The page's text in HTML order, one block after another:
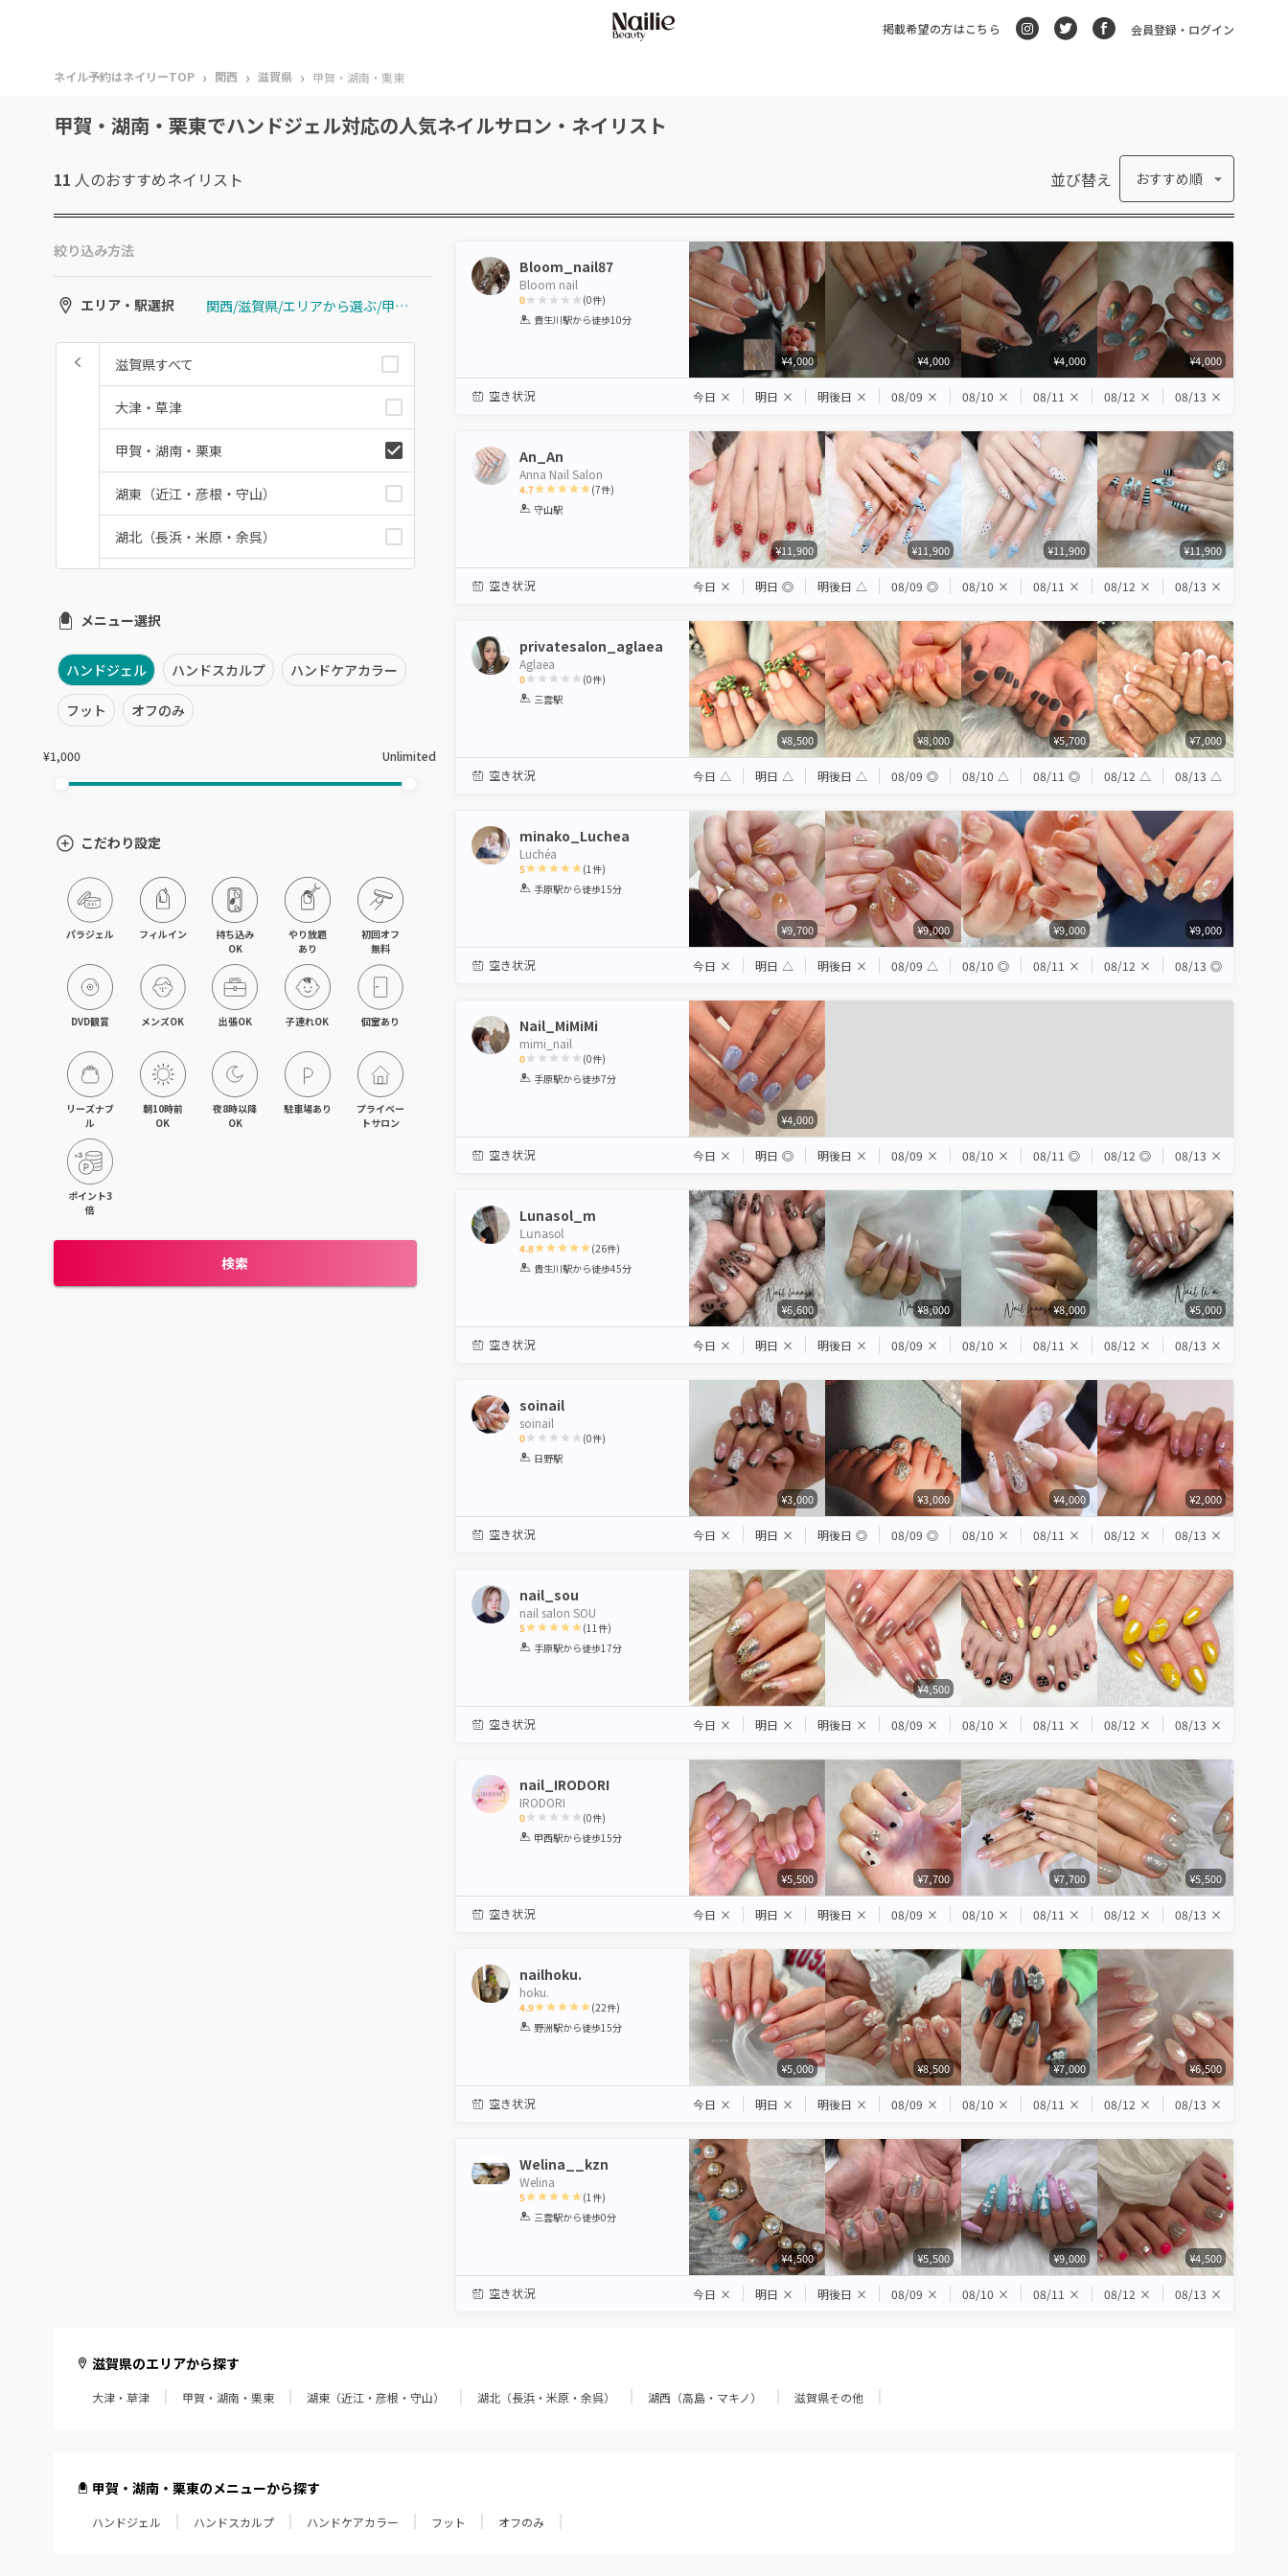
掲載希望の方はこちら 会員登録・ログイン
ネイル予約はネイリーTOP › 関西 › 滋賀県 › 甲賀・湖南・栗東
甲賀・湖南・栗東でハンドジェル対応の人気ネイルサロン・ネイリスト
11 人のおすすめネイリスト 並び替え おすすめ順
絞り込み方法
エリア・駅選択 関西/滋賀県/エリアから選ぶ/甲賀・湖南・栗東
滋賀県すべて
大津・草津
甲賀・湖南・栗東
湖東（近江・彦根・守山）
湖北（長浜・米原・余呉）
滋賀県その他
メニュー選択
ハンドジェル ハンドスカルプ ハンドケアカラー
フット オフのみ
¥1,000 Unlimited
こだわり設定
パラジェル フィルイン
持ち込み
OK
やり放題
あり
初回オフ
無料
DVD観賞 メンズOK 出張OK 子連れOK 個室あり
リーズナブ
ル
朝10時前
OK
夜8時以降
OK
駐車場あり
プライベー
トサロン
ポイント3
倍
検索
Bloom_nail87
Bloom nail
0
1 2 3 4 5
(0件)
貴生川駅から徒歩10分
¥4,000 ¥4,000 ¥4,000 ¥4,000
空き状況 今日 × 明日 × 明後日 × 08/09 × 08/10 × 08/11 × 08/12 × 08/13 ×
An_An
Anna Nail Salon
4.7
1 2 3
(7件)
守山駅
¥11,900 ¥11,900 ¥11,900 ¥11,900
空き状況 今日 × 明日 ◎ 明後日 △ 08/09 ◎ 08/10 × 08/11 × 08/12 × 08/13 ×
privatesalon_aglaea
Aglaea
0
1 2 3 4
(0件)
三雲駅
¥8,500 ¥8,000 ¥5,700 ¥7,000
空き状況 今日 △ 明日 △ 明後日 △ 08/09 ◎ 08/10 △ 08/11 ◎ 08/12 △ 08/13 △
minako_Luchea
Luchéa
5
1 2 3 4 5
(1 件)
手原駅から徒歩15分
¥9,700 ¥9,000 ¥9,000 ¥9,000
空き状況 今日 × 明日 △ 明後日 × 08/09 △ 08/10 ◎ 08/11 × 08/12 × 08/13 ◎
Nail_MiMiMi
mimi_nail
0
1 2 3 4 5
(0件)
手原駅から徒歩7分
¥4,000
空き状況 今日 × 明日 ◎ 明後日 × 08/09 × 08/10 × 08/11 ◎ 08/12 ◎ 08/13 ×
Lunasol_m
𝖫𝗎𝗇𝖺𝗌𝗈𝗅
4.8
1 2 3 4 5
(26件)
貴生川駅から徒歩45分
¥6,600 ¥8,000 ¥8,000 ¥5,000
空き状況 今日 × 明日 × 明後日 × 08/09 × 08/10 × 08/11 × 08/12 × 08/13 ×
soinail
soinail
0
1 2 3 4
(0件)
日野駅
¥3,000 ¥3,000 ¥4,000 ¥2,000
空き状況 今日 × 明日 × 明後日 ◎ 08/09 ◎ 08/10 × 08/11 × 08/12 × 08/13 ×
nail_sou
nail salon SOU
5
1 2 3 4 5
(11 件)
手原駅から徒歩17分
¥4,500
空き状況 今日 × 明日 × 明後日 × 08/09 × 08/10 × 08/11 × 08/12 × 08/13 ×
nail_IRODORI
IRODORI
0
1 2 3 4 5
(0件)
甲西駅から徒歩15分
¥5,500 ¥7,700 ¥7,700 ¥5,500
空き状況 今日 × 明日 × 明後日 × 08/09 × 08/10 × 08/11 × 08/12 × 08/13 ×
nailhoku.
hoku.
4.9
1 2 3 4 5
(22件)
野洲駅から徒歩15分
¥5,000 ¥8,500 ¥7,000 ¥6,500
空き状況 今日 × 明日 × 明後日 × 08/09 × 08/10 × 08/11 × 08/12 × 08/13 ×
Welina__kzn
Welina
5
1 2 3 4 5
(1 件)
三雲駅から徒歩0分
¥4,500 ¥5,500 ¥9,000 ¥4,500
空き状況 今日 × 明日 × 明後日 × 08/09 × 08/10 × 08/11 × 08/12 × 08/13 ×
滋賀県のエリアから探す
大津・草津 甲賀・湖南・栗東 湖東（近江・彦根・守山） 湖北（長浜・米原・余呉） 湖西（高島・マキノ） 滋賀県その他
甲賀・湖南・栗東のメニューから探す
ハンドジェル ハンドスカルプ ハンドケアカラー フット オフのみ